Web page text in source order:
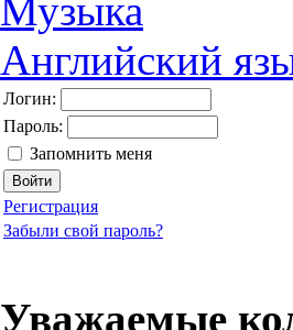
Музыка
Английский
Логин:
Пароль:
Запомнить меня
Регистрация
Забыли свой пароль?
Уважаемые